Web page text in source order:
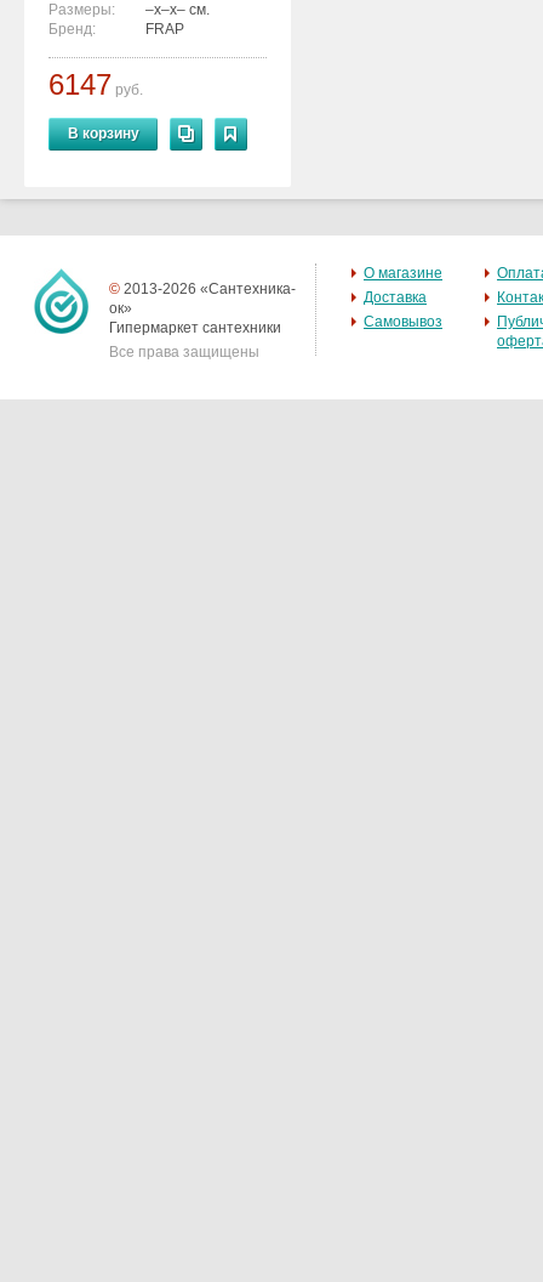
Размеры:
–x–x– см.
Бренд:
FRAP
6147 руб.
В корзину
© 2013-2026 «Сантехника-
ок»
Гипермаркет сантехники
Все права защищены
О магазине
Доставка
Самовывоз